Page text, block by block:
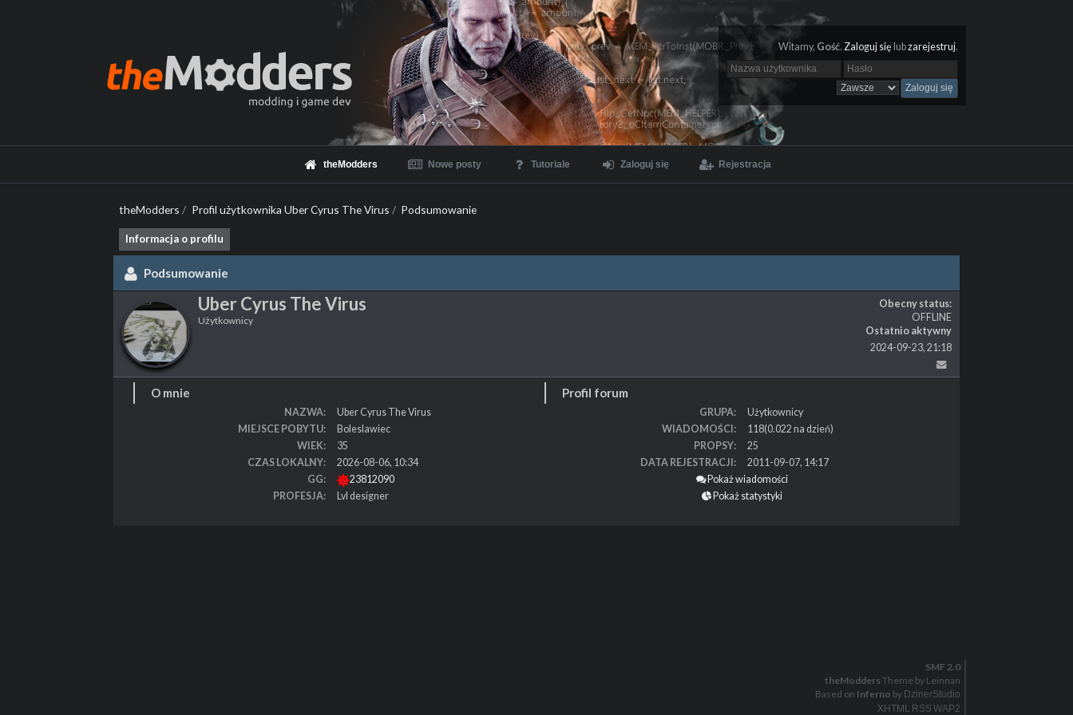
Witamy, Gość. Zaloguj się lubzarejestruj.
theModders Nowe posty Tutoriale Zaloguj się Rejestracja
theModders / Profil użytkownika Uber Cyrus The Virus / Podsumowanie
Informacja o profilu
Podsumowanie
Uber Cyrus The Virus
Użytkownicy
Obecny status:
OFFLINE
Ostatnio aktywny
2024-09-23, 21:18
O mnie
NAZWA
Uber Cyrus The Virus
MIEJSCE POBYTU
Boleslawiec
WIEK
35
CZAS LOKALNY
2026-08-06, 10:34
GG
23812090
PROFESJA
Lvl designer
Profil forum
GRUPA
Użytkownicy
WIADOMOŚCI
118(0.022 na dzień)
PROPSY
25
DATA REJESTRACJI
2011-09-07, 14:17
Pokaż wiadomości
Pokaż statystyki
SMF 2.0
theModders Theme by Leinnan
Based on Inferno by DzinerStudio
XHTML RSS WAP2